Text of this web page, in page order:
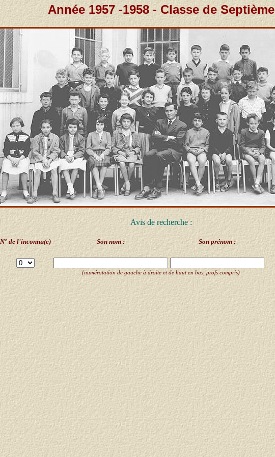
Année 1957 -1958 - Classe de Septième
Avis de recherche :
N° de l'inconnu(e) Son nom : Son prénom :
(numérotation de gauche à droite et de haut en bas, profs compris)